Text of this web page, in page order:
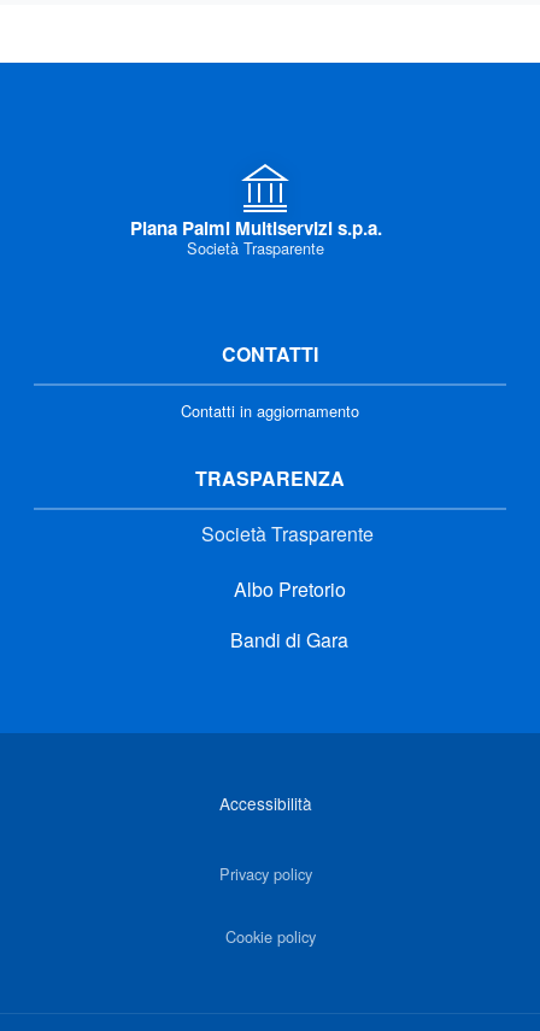
Piana Palmi Multiservizi s.p.a.
Società Trasparente
CONTATTI
Contatti in aggiornamento
TRASPARENZA
Società Trasparente
Albo Pretorio
Bandi di Gara
Accessibilità
Privacy policy
Cookie policy